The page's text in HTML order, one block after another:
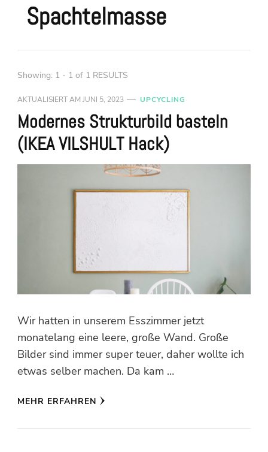
Spachtelmasse
Showing: 1 - 1 of 1 RESULTS
AKTUALISIERT AM JUNI 5, 2023 UPCYCLING
Modernes Strukturbild basteln
(IKEA VILSHULT Hack)
Wir hatten in unserem Esszimmer jetzt
monatelang eine leere, große Wand. Große
Bilder sind immer super teuer, daher wollte ich
etwas selber machen. Da kam …
MEHR ERFAHREN